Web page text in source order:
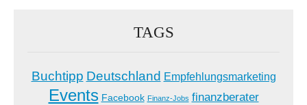
TAGS
Buchtipp Deutschland Empfehlungsmarketing
Events Facebook Finanz-Jobs finanzberater